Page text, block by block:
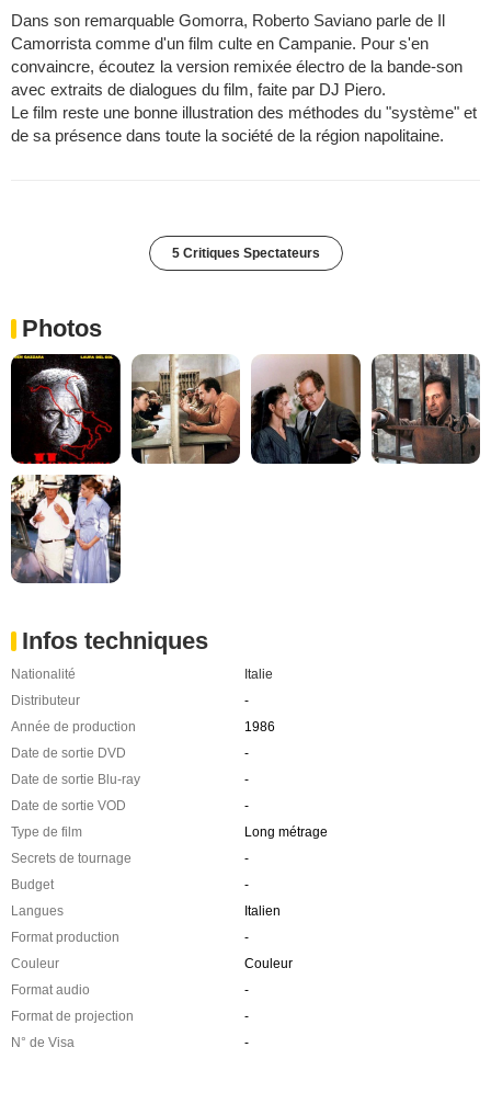
Dans son remarquable Gomorra, Roberto Saviano parle de Il
Camorrista comme d'un film culte en Campanie. Pour s'en
convaincre, écoutez la version remixée électro de la bande-son
avec extraits de dialogues du film, faite par DJ Piero.
Le film reste une bonne illustration des méthodes du "système" et
de sa présence dans toute la société de la région napolitaine.
5 Critiques Spectateurs
Photos
Infos techniques
Nationalité
Italie
Distributeur
-
Année de production
1986
Date de sortie DVD
-
Date de sortie Blu-ray
-
Date de sortie VOD
-
Type de film
Long métrage
Secrets de tournage
-
Budget
-
Langues
Italien
Format production
-
Couleur
Couleur
Format audio
-
Format de projection
-
N° de Visa
-